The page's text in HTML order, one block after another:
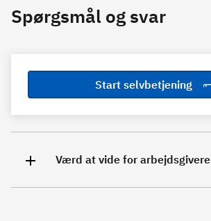
Spørgsmål og svar
Start selvbetjening
Værd at vide for arbejdsgivere